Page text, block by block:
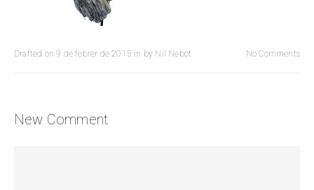
No Comments
Drafted on9 de febrer de 2015 in by Nil Nebot
New Comment